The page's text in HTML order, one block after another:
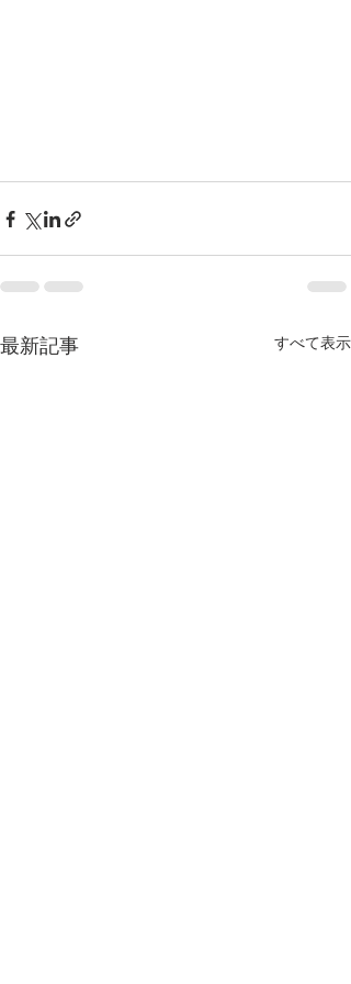
最新記事 すべて表示